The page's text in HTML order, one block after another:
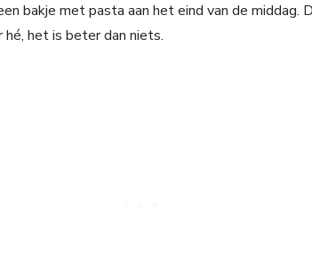
bakje met pasta aan het eind van de middag.
het is beter dan niets.